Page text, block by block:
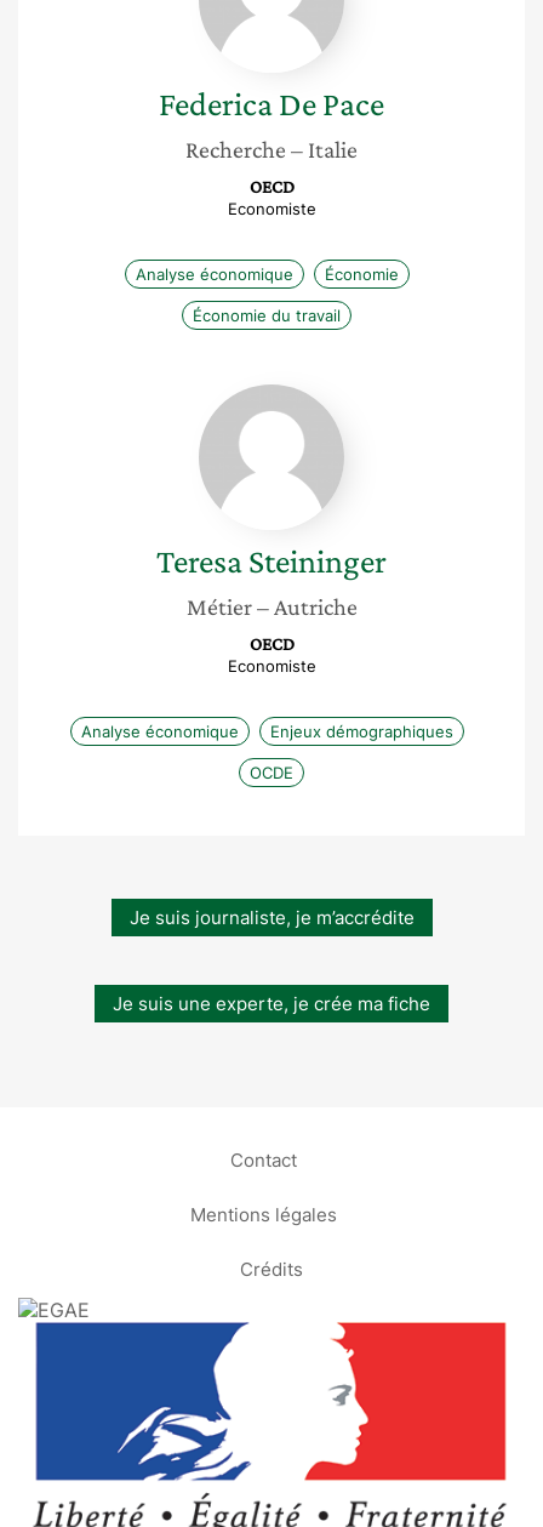
FedericaDe Pace
Recherche – Italie
OECD
Economiste
Analyse économique Économie
Économie du travail
Teresa
Steininger
TeresaSteininger
Métier – Autriche
OECD
Economiste
Analyse économique Enjeux démographiques
OCDE
Je suis journaliste, je m’accrédite
Je suis une experte, je crée ma fiche
Contact
Mentions légales
Crédits